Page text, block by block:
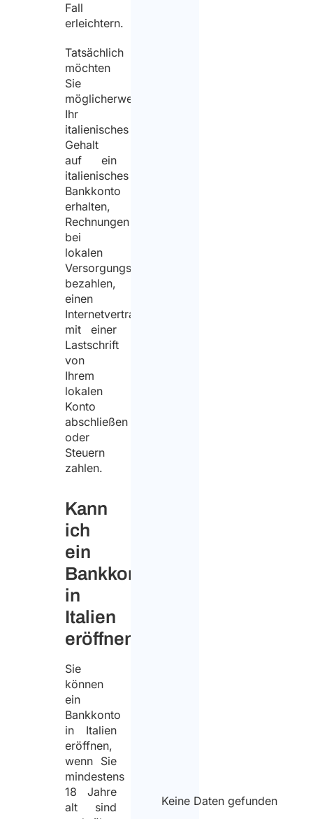
Fall
erleichtern.
Tatsächlich
möchten
Sie
möglicherweise
Ihr
italienisches
Gehalt
auf ein
italienisches
Bankkonto
erhalten,
Rechnungen
bei
lokalen
Versorgungsunternehmen
bezahlen,
einen
Internetvertrag
mit einer
Lastschrift
von
Ihrem
lokalen
Konto
abschließen
oder
Steuern
zahlen.
Kann
ich
ein
Bankkonto
in
Italien
eröffnen?
Sie
können
ein
Bankkonto
in Italien
eröffnen,
wenn Sie
mindestens
18 Jahre
alt sind
Keine Daten gefunden